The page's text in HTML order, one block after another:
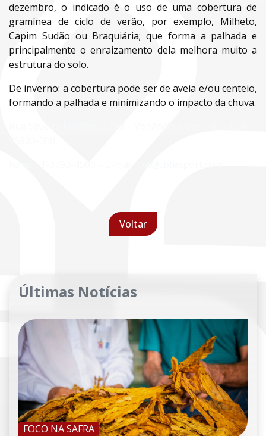
dezembro, o indicado é o uso de uma cobertura de
gramínea de ciclo de verão, por exemplo, Milheto,
Capim Sudão ou Braquiária; que forma a palhada e
principalmente o enraizamento dela melhora muito a
estrutura do solo.
De inverno: a cobertura pode ser de aveia e/ou centeio,
formando a palhada e minimizando o impacto da chuva.
Voltar
Últimas Notícias
FOCO NA SAFRA